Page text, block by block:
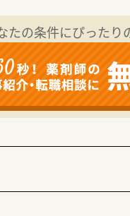
たの条件にぴったり